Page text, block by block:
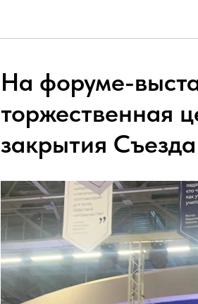
На форуме-
торжественная
закрытия